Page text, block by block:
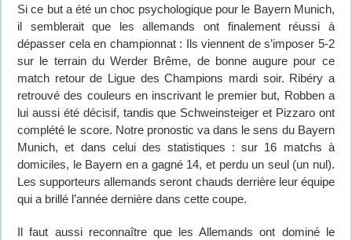
Si ce but a été un choc psychologique pour le Bayern Munich,
il semblerait que les allemands ont finalement réussi à
dépasser cela en championnat : Ils viennent de s’imposer 5-2
sur le terrain du Werder Brême, de bonne augure pour ce
match retour de Ligue des Champions mardi soir. Ribéry a
retrouvé des couleurs en inscrivant le premier but, Robben a
lui aussi été décisif, tandis que Schweinsteiger et Pizzaro ont
complété le score. Notre pronostic va dans le sens du Bayern
Munich, et dans celui des statistiques : sur 16 matchs à
domiciles, le Bayern en a gagné 14, et perdu un seul (un nul).
Les supporteurs allemands seront chauds derrière leur équipe
qui a brillé l’année dernière dans cette coupe.
Il faut aussi reconnaître que les Allemands ont dominé le